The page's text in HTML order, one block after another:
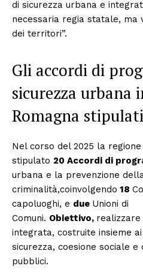
di sicurezza urbana e
necessaria regia statale, ma
dei territori”.
Gli accordi di
sicurezza urbana
Romagna
Nel corso del 2025 la
stipulato 20 Accordi di
urbana e la prevenzione
criminalità,coinvolgendo 18
capoluoghi, e due Unioni di
Comuni. Obiettivo, realizzare
integrata, costruite insieme
sicurezza, coesione sociale e
pubblici.